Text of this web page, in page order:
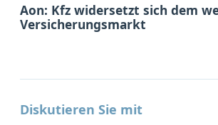
Aon: Kfz widersetzt sich dem
Versicherungsmarkt
Diskutieren Sie mit